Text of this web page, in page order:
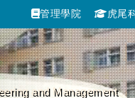
管理學院 虎尾
容
and Management